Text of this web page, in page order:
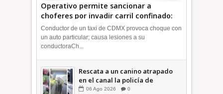
Operativo permite sancionar a
choferes por invadir carril confinado:
Ecatepec +Video | INFORMATIVA
Conductor de un taxi de CDMX provoca choque con
un auto particular; causa lesiones a su
conductoraCh...
Rescata a un canino atrapado
en el canal la policía de
Ecatepec INFORMATIVA
06 Ago 2026 0